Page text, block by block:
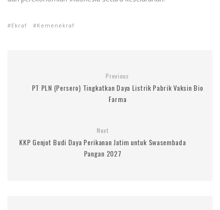
Ekraf Kemenekraf
Previous
PT PLN (Persero) Tingkatkan Daya Listrik Pabrik Vaksin Bio
Farma
Next
KKP Genjot Budi Daya Perikanan Jatim untuk Swasembada
Pangan 2027